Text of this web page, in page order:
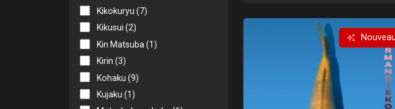
Kikokuryu (7)
Kikusui (2)
Kin Matsuba (1)
Kirin (3)
Kohaku (9)
Kujaku (1)
Nouveau